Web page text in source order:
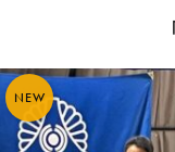
NEW